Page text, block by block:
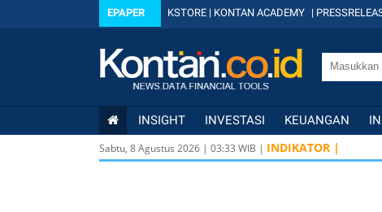
EPAPER KSTORE | KONTAN ACADEMY |
INSIGHT INVESTASI KEUANGAN
Sabtu, 8 Agustus 2026 | 03:33 WIB | INDIKATOR |